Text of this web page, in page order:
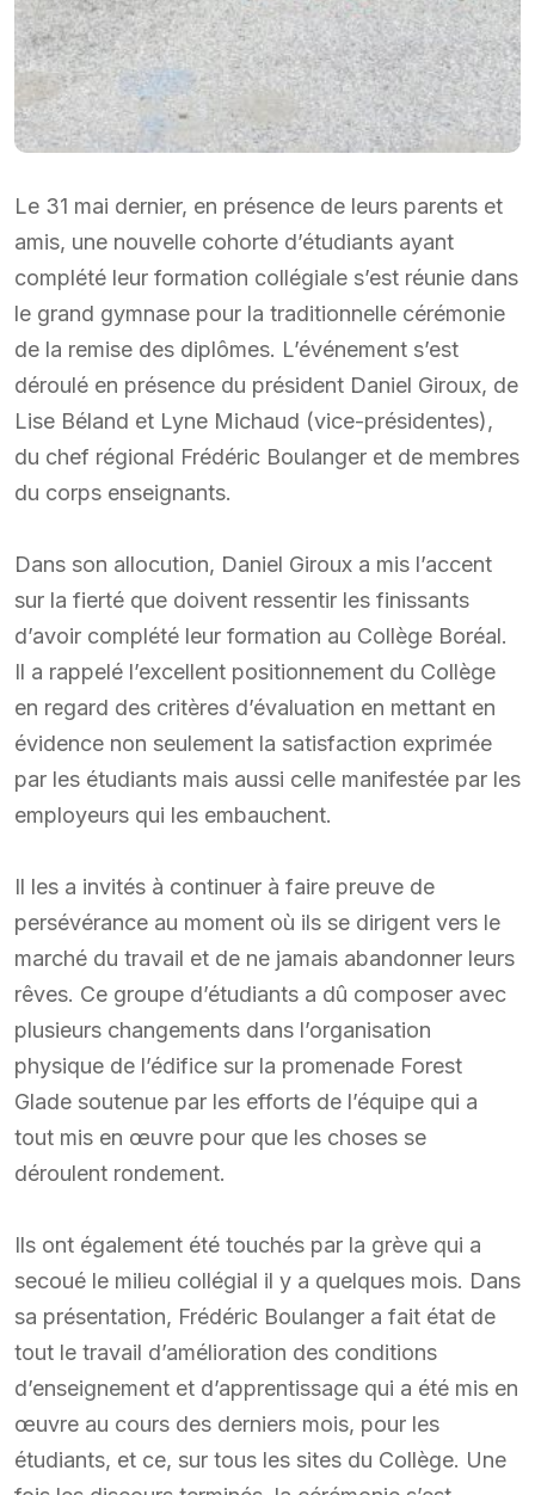
Le 31 mai dernier, en présence de leurs parents et
amis, une nouvelle cohorte d’étudiants ayant
complété leur formation collégiale s’est réunie dans
le grand gymnase pour la traditionnelle cérémonie
de la remise des diplômes. L’événement s’est
déroulé en présence du président Daniel Giroux, de
Lise Béland et Lyne Michaud (vice-présidentes),
du chef régional Frédéric Boulanger et de membres
du corps enseignants.
Dans son allocution, Daniel Giroux a mis l’accent
sur la fierté que doivent ressentir les finissants
d’avoir complété leur formation au Collège Boréal.
Il a rappelé l’excellent positionnement du Collège
en regard des critères d’évaluation en mettant en
évidence non seulement la satisfaction exprimée
par les étudiants mais aussi celle manifestée par les
employeurs qui les embauchent.
Il les a invités à continuer à faire preuve de
persévérance au moment où ils se dirigent vers le
marché du travail et de ne jamais abandonner leurs
rêves. Ce groupe d’étudiants a dû composer avec
plusieurs changements dans l’organisation
physique de l’édifice sur la promenade Forest
Glade soutenue par les efforts de l’équipe qui a
tout mis en œuvre pour que les choses se
déroulent rondement.
Ils ont également été touchés par la grève qui a
secoué le milieu collégial il y a quelques mois. Dans
sa présentation, Frédéric Boulanger a fait état de
tout le travail d’amélioration des conditions
d’enseignement et d’apprentissage qui a été mis en
œuvre au cours des derniers mois, pour les
étudiants, et ce, sur tous les sites du Collège. Une